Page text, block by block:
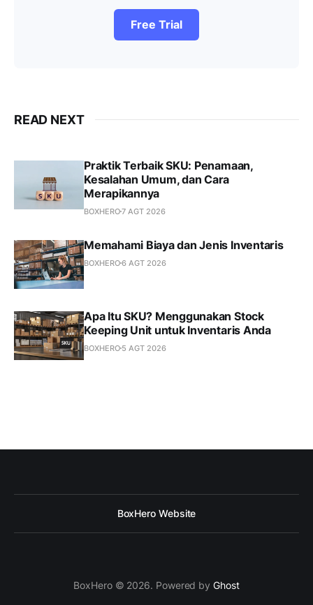
Free Trial
READ NEXT
Praktik Terbaik SKU: Penamaan,
Kesalahan Umum, dan Cara
Merapikannya
BOXHERO7 AGT 2026
Memahami Biaya dan Jenis Inventaris
BOXHERO6 AGT 2026
Apa Itu SKU? Menggunakan Stock
Keeping Unit untuk Inventaris Anda
BOXHERO 5 AGT 2026
BoxHero Website
BoxHero © 2026. Powered byGhost